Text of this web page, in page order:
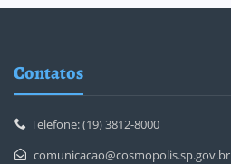
Contatos
Telefone: (19) 3812-8000
comunicacao@cosmopolis.sp.gov.br